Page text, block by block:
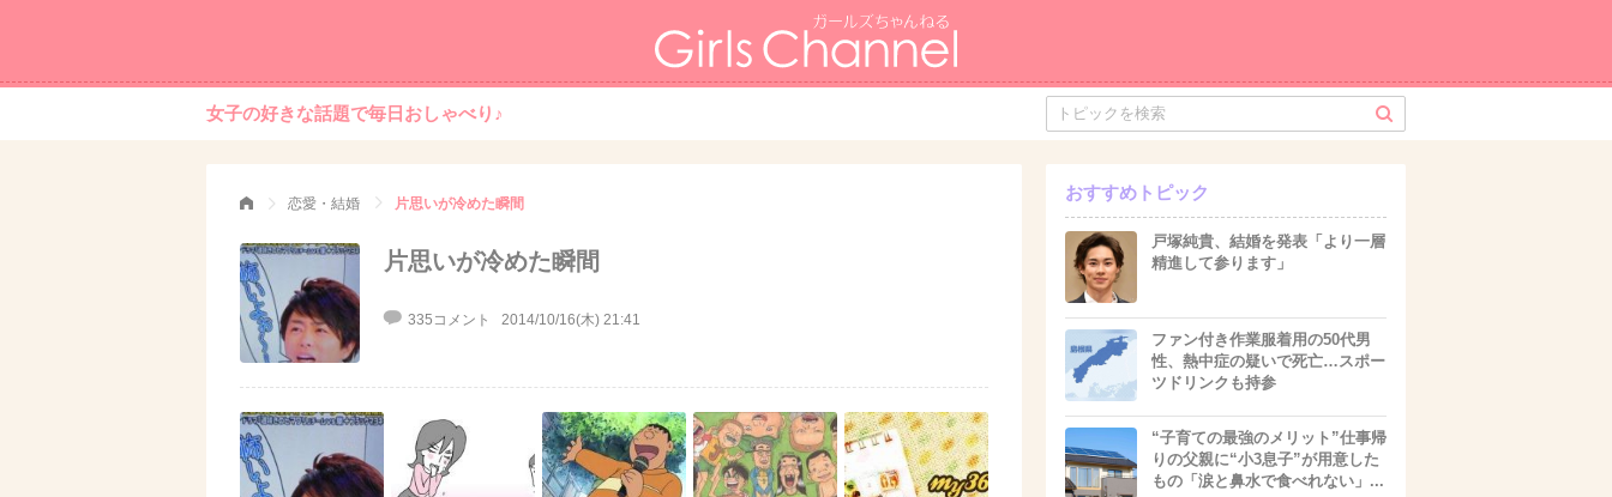
女子の好きな話題で毎日おしゃべり♪
恋愛・結婚 片思いが冷めた瞬間
片思いが冷めた瞬間
335コメント 2014/10/16(木) 21:41
おすすめトピック
戸塚純貴、結婚を発表「より一層
精進して参ります」
ファン付き作業服着用の50代男
性、熱中症の疑いで死亡…スポー
ツドリンクも持参
“子育ての最強のメリット”仕事帰
りの父親に“小3息子”が用意した
もの「涙と鼻水で食べれない」...